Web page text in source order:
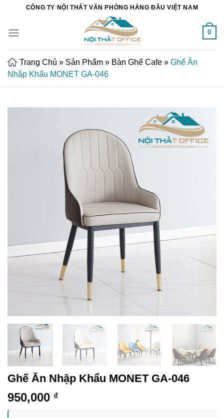
Chuyển
nội
CÔNG TY NỘI THẤT VĂN PHÒNG HÀNG ĐẦU VIỆT NAM
0
Trang Chủ » Sản Phẩm » Bàn Ghế Cafe » Ghế Ăn
Nhập Khẩu MONET GA-046
Ghế Ăn Nhập Khẩu MONET GA-046
950,000 ₫